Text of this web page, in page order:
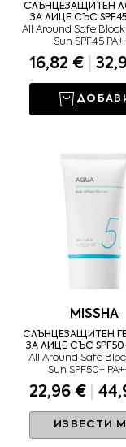
СЛЪНЦЕЗАЩИТЕН
ЗА ЛИЦЕ СЪС
All Around Safe
Sun SPF45
16,82 €
MISSHA
СЛЪНЦЕЗАЩИТЕН
ЗА ЛИЦЕ СЪС
All Around Safe
Sun SPF50+
22,96 €
ИЗВЕСТИ